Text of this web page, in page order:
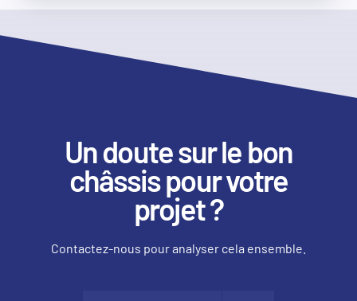
Un doute sur le bon
châssis pour votre
projet ?
Contactez-nous pour analyser cela ensemble.